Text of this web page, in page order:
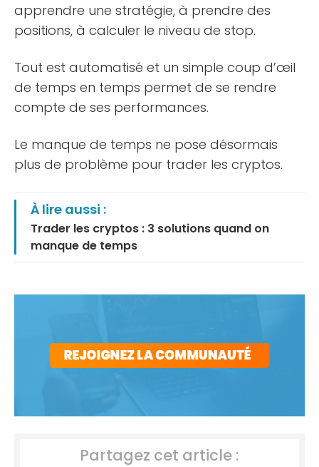
apprendre une stratégie, à prendre des
positions, à calculer le niveau de stop.
Tout est automatisé et un simple coup d’œil
de temps en temps permet de se rendre
compte de ses performances.
Le manque de temps ne pose désormais
plus de problème pour trader les cryptos.
À lire aussi :
Trader les cryptos : 3 solutions quand on
manque de temps
Partagez cet article :